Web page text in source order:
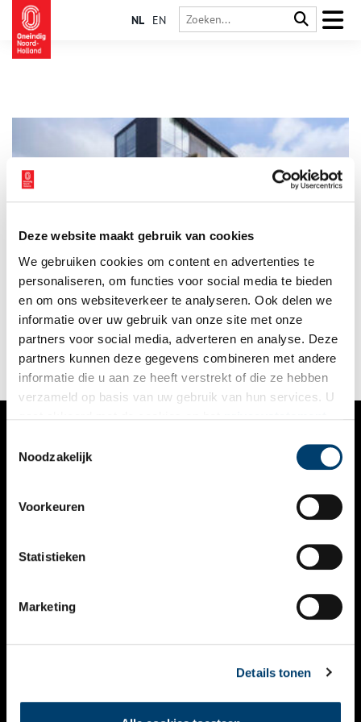
Deze website maakt gebruik van cookies
We gebruiken cookies om content en advertenties te
personaliseren, om functies voor social media te bieden
en om ons websiteverkeer te analyseren. Ook delen we
informatie over uw gebruik van onze site met onze
partners voor social media, adverteren en analyse. Deze
partners kunnen deze gegevens combineren met andere
informatie die u aan ze heeft verstrekt of die ze hebben
verzameld op basis van uw gebruik van hun services. U
Noodzakelijk
Voorkeuren
Statistieken
Marketing
Details tonen
NL EN
Jarenlang keken de bezoekers van de McDonald’s en de
bioscoop in Schagen uit op een grote grijze steenklomp, die
als een ufo op industrieterrein De Witte Paal leek te zijn
neergedaald. De transformatorbunker is een van de 92
bunkers, die ooit in het kleine provincieplaatsje Schagen
stonden. Sinds 2016 is in de bunker een kantoor gevestigd
waardoor het grauwste gebouw van Schagen een van de
opvallendste gebouwen van Schagen is geworden.
VERHALEN
KALENDER
THEMA’S
VIDEO’S
CONTACT